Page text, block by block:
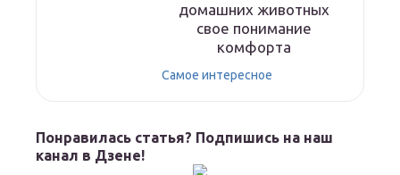
домашних животных
свое понимание
комфорта
Самое интересное
Понравилась статья? Подпишись на наш
канал в Дзене!